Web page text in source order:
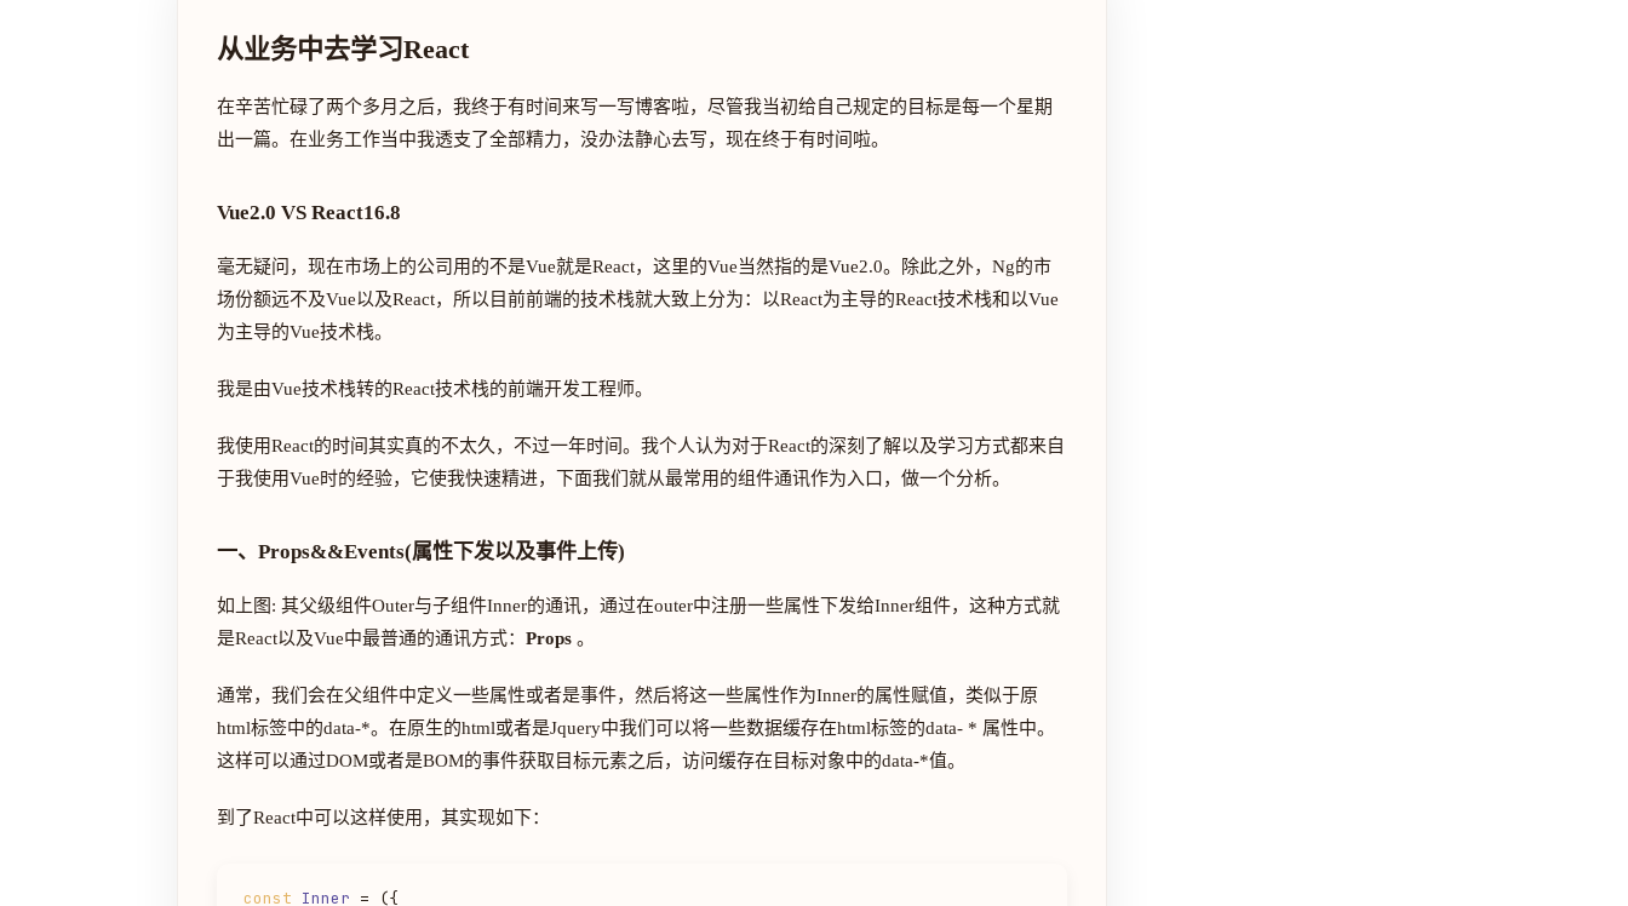
从业务中去学习React
在辛苦忙碌了两个多月之后，我终于有时间来写一写博客啦，尽管我当初给自己规定的目标是每一个星期
出一篇。在业务工作当中我透支了全部精力，没办法静心去写，现在终于有时间啦。
Vue2.0 VS React16.8
毫无疑问，现在市场上的公司用的不是Vue就是React，这里的Vue当然指的是Vue2.0。除此之外，Ng的市
场份额远不及Vue以及React，所以目前前端的技术栈就大致上分为：以React为主导的React技术栈和以Vue
为主导的Vue技术栈。
我是由Vue技术栈转的React技术栈的前端开发工程师。
我使用React的时间其实真的不太久，不过一年时间。我个人认为对于React的深刻了解以及学习方式都来自
于我使用Vue时的经验，它使我快速精进，下面我们就从最常用的组件通讯作为入口，做一个分析。
一、Props&&Events(属性下发以及事件上传)
如上图: 其父级组件Outer与子组件Inner的通讯，通过在outer中注册一些属性下发给Inner组件，这种方式就
是React以及Vue中最普通的通讯方式： Props 。
通常，我们会在父组件中定义一些属性或者是事件，然后将这一些属性作为Inner的属性赋值，类似于原
html标签中的data-*。在原生的html或者是Jquery中我们可以将一些数据缓存在html标签的data- * 属性中。
这样可以通过DOM或者是BOM的事件获取目标元素之后，访问缓存在目标对象中的data-*值。
到了React中可以这样使用，其实现如下：
const Inner = ({